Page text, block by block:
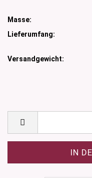
Masse:
Lieferumfang:
Versandgewicht: